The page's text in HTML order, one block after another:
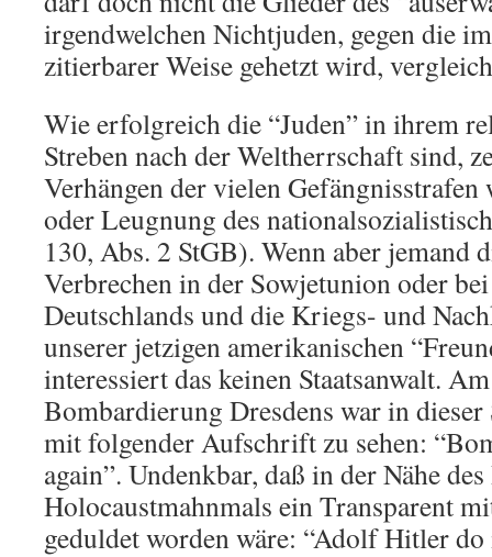
irgendwelchen Nichtjuden, gegen die
zitierbarer Weise gehetzt wird,
Wie erfolgreich die “Juden” in ihrem
Streben nach der Weltherrschaft sind,
Verhängen der vielen
oder Leugnung des
130, Abs. 2 StGB). Wenn aber jemand
Verbrechen in der Sowjetunion oder
Deutschlands und die Kriegs- und
unserer jetzigen amerikanischen
interessiert das keinen Staatsanwalt.
Bombardierung Dresdens war in dieser
mit folgender Aufschrift zu sehen:
again”. Undenkbar, daß in der Nähe
Holocaustmahnmals ein Transparent
geduldet worden wäre: “Adolf Hitler do